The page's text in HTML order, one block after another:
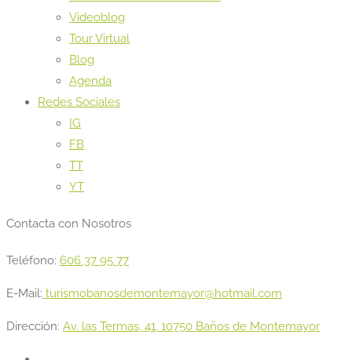
Videoblog
Tour Virtual
Blog
Agenda
Redes Sociales
IG
FB
TT
YT
Contacta con Nosotros
Teléfono: 606 37 95 77
E-Mail: turismobanosdemontemayor@hotmail.com
Dirección: Av. las Termas, 41, 10750 Baños de Montemayor